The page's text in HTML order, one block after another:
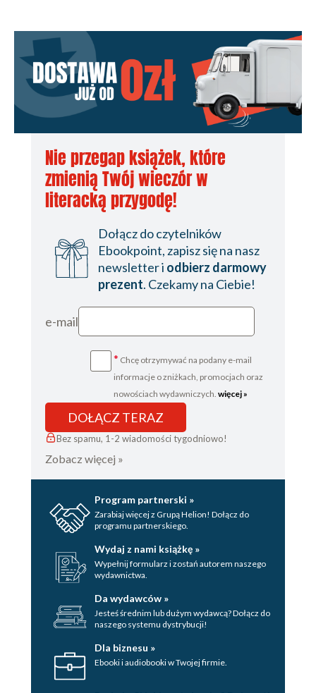
Nie przegap książek, które
zmienią Twój wieczór w
literacką przygodę!
Dołącz do czytelników
Ebookpoint, zapisz się na nasz
newsletter i odbierz darmowy
prezent. Czekamy na Ciebie!
e-mail
* Chcę otrzymywać na podany e-mail
informacje o zniżkach, promocjach oraz
nowościach wydawniczych. więcej »
DOŁĄCZ TERAZ
Bez spamu, 1-2 wiadomości tygodniowo!
Zobacz więcej »
Program partnerski »
Zarabiaj więcej z Grupą Helion! Dołącz do
programu partnerskiego.
Wydaj z nami książkę »
Wypełnij formularz i zostań autorem naszego
wydawnictwa.
Da wydawców »
Jesteś średnim lub dużym wydawcą? Dołącz do
naszego systemu dystrybucji!
Dla biznesu »
Ebooki i audiobooki w Twojej firmie.